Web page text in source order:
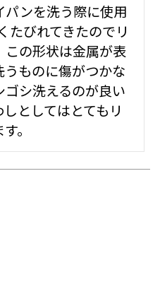
パンを洗う際に使用
たびれてきたのでリ
この形状は金属が表
ものに傷がつかな
シ洗えるのが良い
としてはとてもリ
。